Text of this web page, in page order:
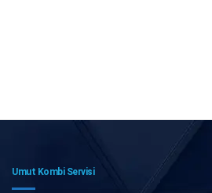
Umut Kombi Servisi